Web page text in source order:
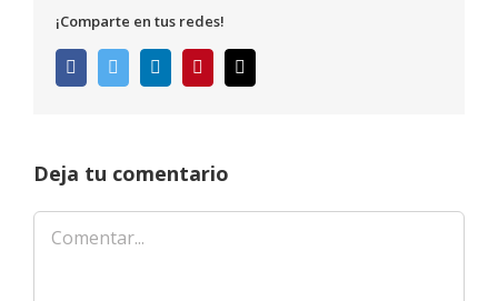
¡Comparte en tus redes!
FacebookTwitter LinkedInPinterest
electrónico
Deja tu comentario
Comentar